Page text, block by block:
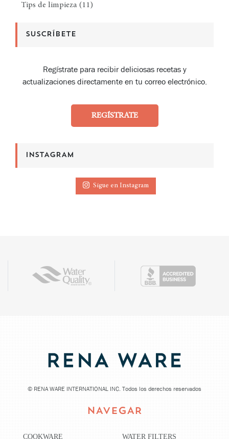
Tips de limpieza (11)
SUSCRÍBETE
Regístrate para recibir deliciosas recetas y
actualizaciones directamente en tu correo electrónico.
REGÍSTRATE
INSTAGRAM
Sigue en Instagram
© RENA WARE INTERNATIONAL INC. Todos los derechos reservados
NAVEGAR
COOKWARE WATER FILTERS